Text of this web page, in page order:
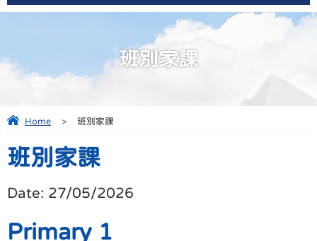
班別家課
Home > 班別家課
班別家課
Date: 27/05/2026
Primary 1